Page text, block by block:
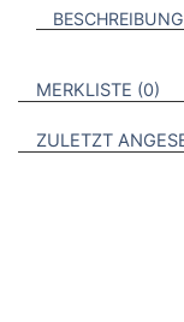
BESCHREIBUNG
VERWEISE AUF
MERKLISTE 0
ZULETZT